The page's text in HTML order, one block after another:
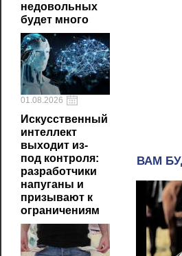
недовольных
будет много
01.08.2026
Искусственный
интеллект
выходит из-
под контроля:
разработчики
напуганы и
призывают к
ограничениям